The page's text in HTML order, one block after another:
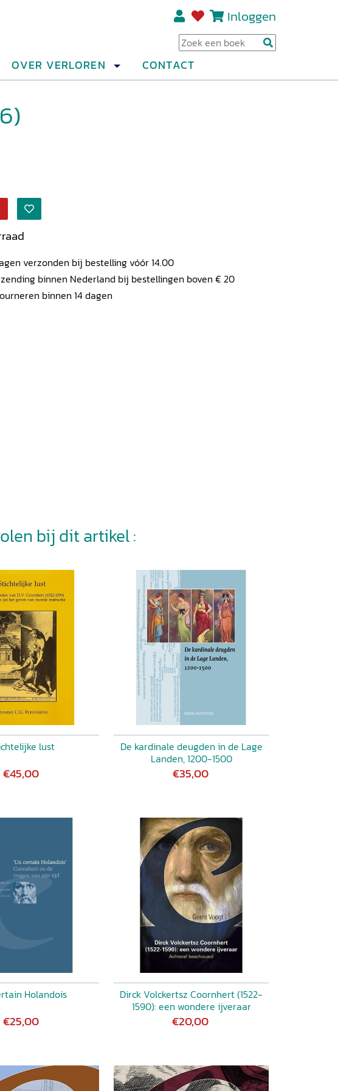
Inloggen
OVER VERLOREN CONTACT
verzonden bij bestelling vóór 14.00
binnen Nederland bij bestellingen boven € 20
binnen 14 dagen
bij dit artikel :
lust
€45,00
De kardinale deugden in de Lage
Landen, 1200-1500
€35,00
Holandois
€25,00
Dirck Volckertsz Coornhert (1522-
1590): een wondere ijveraar
€20,00